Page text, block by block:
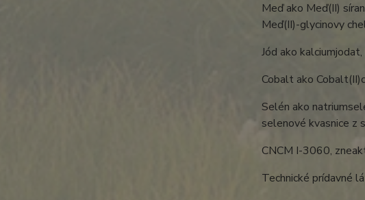
Meď ako Meď(II)
Meď(II)-
Jód ako
Cobalt ako
Selén ako
selenové kvasnice z s
CNCM I-
Technické prídavné